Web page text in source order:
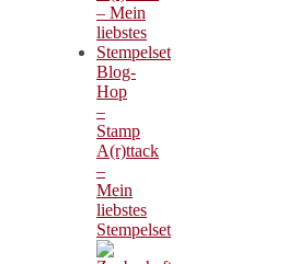
Blog-
Hop
–
Stamp
A(r)ttack
–
Mein
liebstes
Stempelset